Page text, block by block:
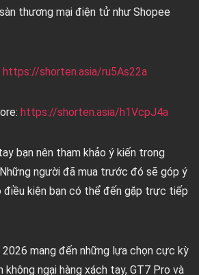
thương mại điện tử như Shopee
https://shorten.asia/ru5As22a
https://shorten.asia/h1VcpJ4a
bạn nên tham khảo ý kiến trong
người đã mua trước đó sẽ góp ý
điều kiện bạn có thể đến gặp trực tiếp
2026 mang đến những lựa chọn cực kỳ
không ngại hàng xách tay, GT7 Pro và